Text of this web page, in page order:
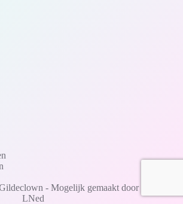
- Mogelijk gemaakt door
LNed